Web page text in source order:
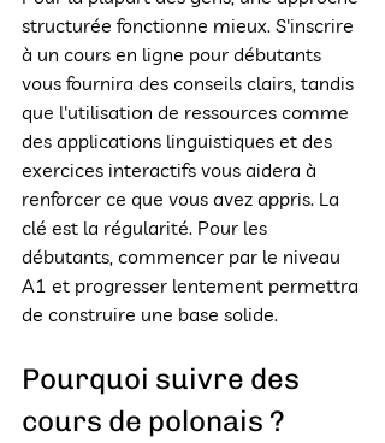
structurée fonctionne mieux. S'inscrire
à un cours en ligne pour débutants
vous fournira des conseils clairs, tandis
que l'utilisation de ressources comme
des applications linguistiques et des
exercices interactifs vous aidera à
renforcer ce que vous avez appris. La
clé est la régularité. Pour les
débutants, commencer par le niveau
A1 et progresser lentement permettra
de construire une base solide.
Pourquoi suivre des
cours de polonais ?